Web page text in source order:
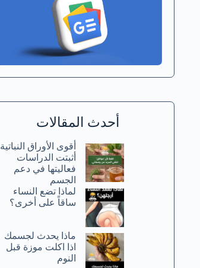
أحدث المقالات
أقوى الأوراق النباتية
أثبتت الدراسات
فعاليتها في دعم
الجسم
لماذا تضع النساء
ساقاً على أخرى؟
ماذا يحدث لجسمك
اذا اكلت موزة قبل
النوم